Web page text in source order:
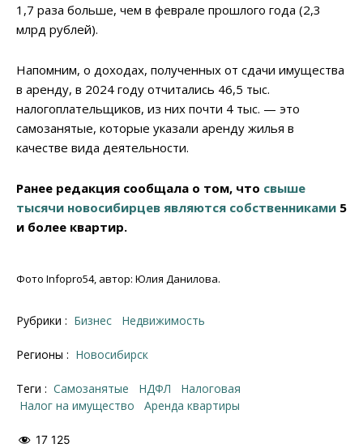
1,7 раза больше, чем в феврале прошлого года (2,3
млрд рублей).
Напомним, о доходах, полученных от сдачи имущества
в аренду, в 2024 году отчитались 46,5 тыс.
налогоплательщиков, из них почти 4 тыс. — это
самозанятые, которые указали аренду жилья в
качестве вида деятельности.
Ранее редакция сообщала о том, что свыше
тысячи новосибирцев являются собственниками 5
и более квартир.
Фото Infopro54, автор: Юлия Данилова.
Рубрики : Бизнес Недвижимость
Регионы : Новосибирск
Теги : самозанятые НДФЛ
налоговая
налог на имущество
Аренда квартиры
17 125